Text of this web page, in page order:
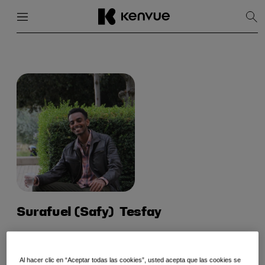
Surafuel (Safy) Tesfay
Información
Al hacer clic en “Aceptar todas las cookies”, usted acepta que las cookies se